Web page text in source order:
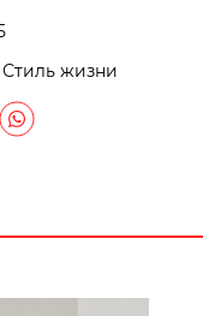
Стиль жизни